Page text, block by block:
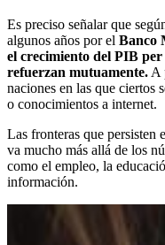
Es preciso señalar que
algunos años por el Banco
el crecimiento del PIB per
refuerzan mutuamente. A
naciones en las que ciertos
o conocimientos a internet.
Las fronteras que persisten
va mucho más allá de los
como el empleo, la
información.